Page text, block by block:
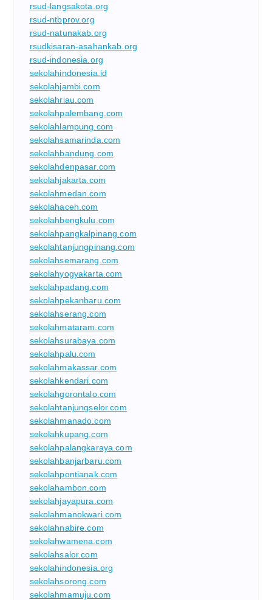
rsud-langsakota.org
rsud-ntbprov.org
rsud-natunakab.org
rsudkisaran-asahankab.org
rsud-indonesia.org
sekolahindonesia.id
sekolahjambi.com
sekolahriau.com
sekolahpalembang.com
sekolahlampung.com
sekolahsamarinda.com
sekolahbandung.com
sekolahdenpasar.com
sekolahjakarta.com
sekolahmedan.com
sekolahaceh.com
sekolahbengkulu.com
sekolahpangkalpinang.com
sekolahtanjungpinang.com
sekolahsemarang.com
sekolahyogyakarta.com
sekolahpadang.com
sekolahpekanbaru.com
sekolahserang.com
sekolahmataram.com
sekolahsurabaya.com
sekolahpalu.com
sekolahmakassar.com
sekolahkendari.com
sekolahgorontalo.com
sekolahtanjungselor.com
sekolahmanado.com
sekolahkupang.com
sekolahpalangkaraya.com
sekolahbanjarbaru.com
sekolahpontianak.com
sekolahambon.com
sekolahjayapura.com
sekolahmanokwari.com
sekolahnabire.com
sekolahwamena.com
sekolahsalor.com
sekolahindonesia.org
sekolahsorong.com
sekolahmamuju.com